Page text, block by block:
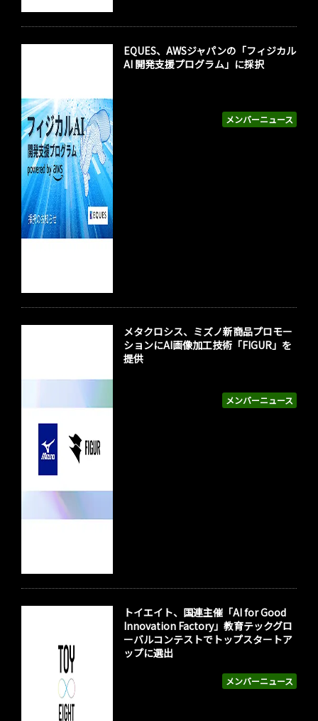
メンバーニュース
EQUES、AWSジャパンの「フィジカル
AI 開発支援プログラム」に採択
メンバーニュース
メタクロシス、ミズノ新商品プロモー
ションにAI画像加工技術「FIGUR」を
提供
メンバーニュース
トイエイト、国連主催「AI for Good
Innovation Factory」教育テックグロ
ーバルコンテストでトップスタートア
ップに選出